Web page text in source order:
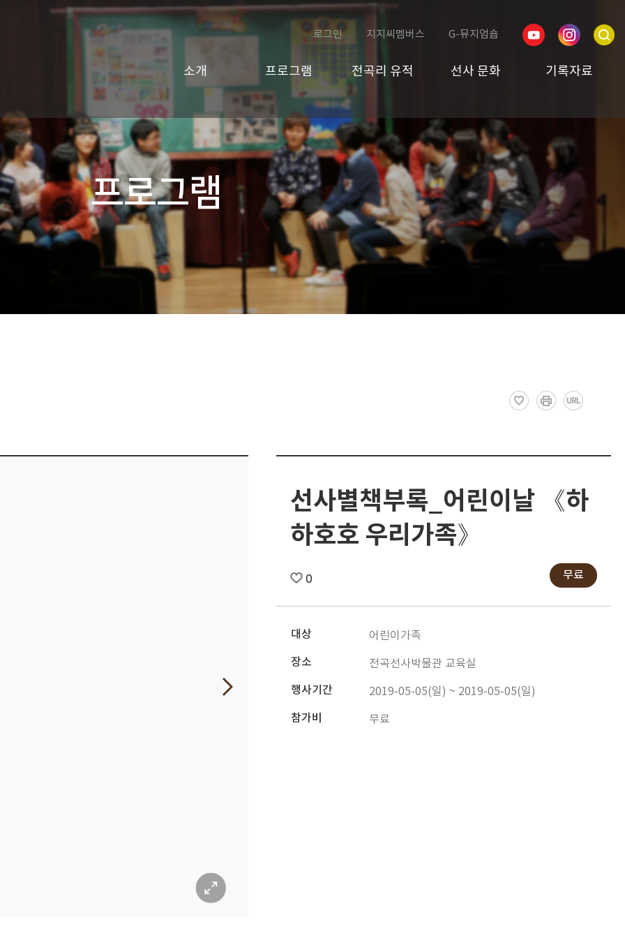
로그인 지지씨멤버스 G-뮤지엄숍
소개 프로그램 전곡리 유적 선사 문화 기록자료
프로그램
선사별책부록_어린이날 《하
하호호 우리가족》
0 무료
대상 어린이가족
장소 전곡선사박물관 교육실
행사기간 2019-05-05(일) ~ 2019-05-05(일)
참가비 무료